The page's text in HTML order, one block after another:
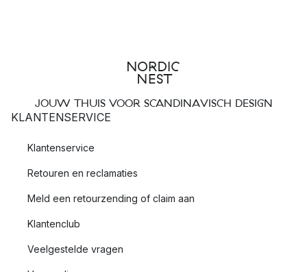
JOUW THUIS VOOR SCANDINAVISCH DESIGN
KLANTENSERVICE
Klantenservice
Retouren en reclamaties
Meld een retourzending of claim aan
Klantenclub
Veelgestelde vragen